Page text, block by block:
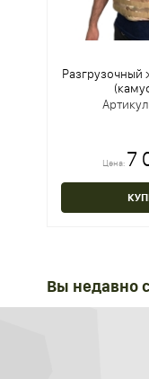
Разгрузочный
Цена: 7
Вы недавно